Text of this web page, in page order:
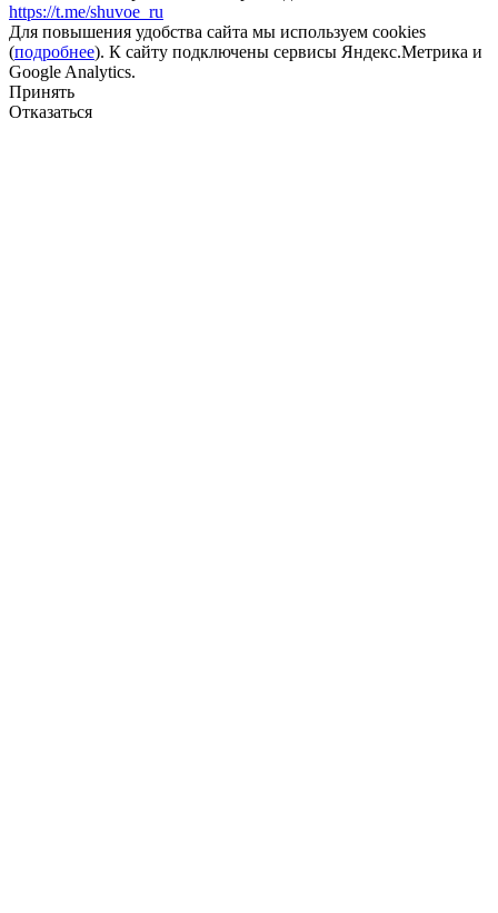
https://t.me/shuvoe_ru
Для повышения удобства сайта мы используем cookies
(подробнее). К сайту подключены сервисы Яндекс.Метрика и
Google Analytics.
Принять
Отказаться